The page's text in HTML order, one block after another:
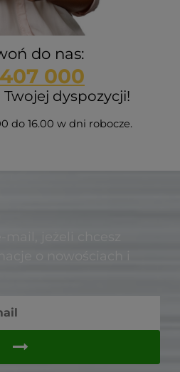
do nas:
000
dyspozycji!
do 16.00 w dni robocze.